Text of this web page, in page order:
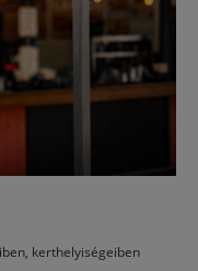
kerthelyiségeiben